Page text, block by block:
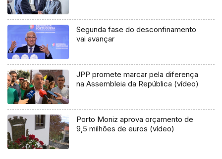
Segunda fase do desconfinamento
vai avançar
JPP promete marcar pela diferença
na Assembleia da República (vídeo)
Porto Moniz aprova orçamento de
9,5 milhões de euros (vídeo)